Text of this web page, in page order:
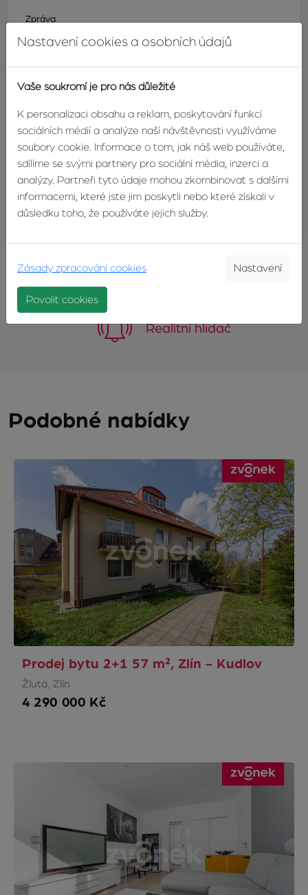
Zpráva
Realitní hlídač
Podobné nabídky
Prodej bytu 2+1 57 m², Zlín - Kudlov
Žlutá, Zlín
4 290 000 Kč
Nastavení cookies a osobních údajů
Vaše soukromí je pro nás důležité
K personalizaci obsahu a reklam, poskytování funkcí
sociálních médií a analýze naší návštěvnosti využíváme
soubory cookie. Informace o tom, jak náš web používáte,
sdílíme se svými partnery pro sociální média, inzerci a
analýzy. Partneři tyto údaje mohou zkombinovat s dalšími
informacemi, které jste jim poskytli nebo které získali v
důsledku toho, že používáte jejich služby.
Zásady zpracování cookies Nastavení
Povolit cookies